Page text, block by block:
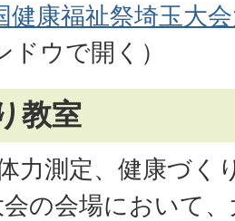
健康福祉祭埼玉大
ドウで開く）
教室
力測定、健康づく
の会場において